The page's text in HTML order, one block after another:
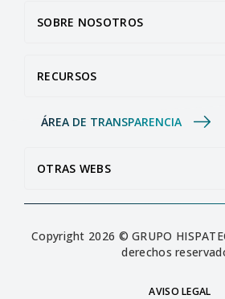
SOBRE NOSOTROS
RECURSOS
ÁREA DE TRANSPARENCIA
OTRAS WEBS
Copyright 2026 © GRUPO
derechos
AVISO LEGAL